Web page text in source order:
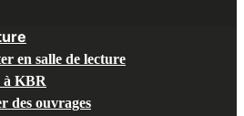
en salle de lecture
KBR
des ouvrages